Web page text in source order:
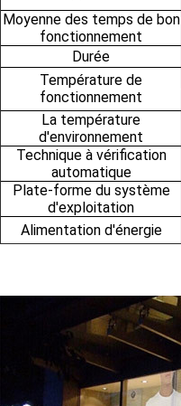
Moyenne des temps de bon
fonctionnement
Durée
Température de
fonctionnement
La température
d'environnement
Technique à vérification
automatique
Plate-forme du système
d'exploitation
Alimentation d'énergie